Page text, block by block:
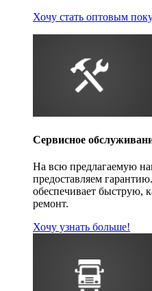
Хочу стать оптовым
Сервисное
На всю предлагаемую
предоставляем
обеспечивает быструю,
ремонт.
Хочу узнать больше!